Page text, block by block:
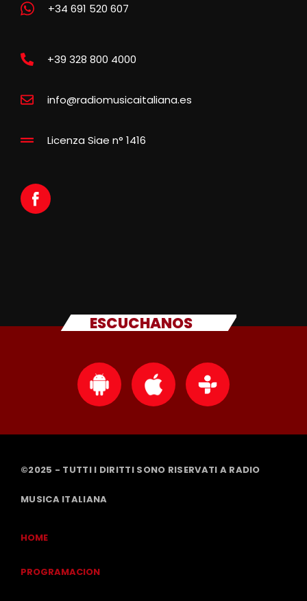
+34 691 520 607
+39 328 800 4000
info@radiomusicaitaliana.es
Licenza Siae n° 1416
ESCUCHANOS
©2025 - TUTTI I DIRITTI SONO RISERVATI A RADIO
MUSICA ITALIANA
HOME
PROGRAMACION